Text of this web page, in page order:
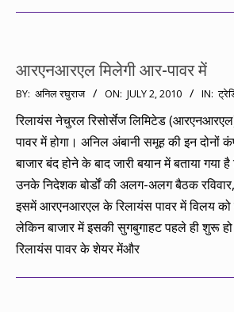
आरएनआरएल मिलेगी आर-पावर में
2010-
07-
BY: अनिल रघुराज ON: JULY 2, 2010 IN:
रिलायंस नेचुरल रिसोर्सेज लिमिटेड
पावर में होगा। अनिल अंबानी समूह की इन दोनों
बाजार बंद होने के बाद जारी बयान में बताया
उनके निदेशक बोर्डों की अलग-अलग बैठक
इसमें आरएनआरएल के रिलायंस पावर में विलय को
लेकिन बाजार में इसकी सुगबुगाहट पहले ही शुरू
रिलायंस पावर के शेयर मेंऔर